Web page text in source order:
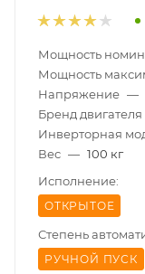
Мощность
Мощность
Напряжение —
Бренд двигателя
Инверторная
Вес — 100 кг
Исполнение:
ОТКРЫТОЕ
Степень
РУЧНОЙ ПУСК